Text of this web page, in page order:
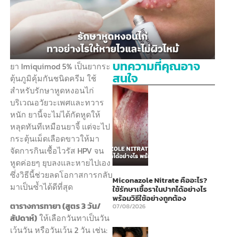
ยา Imiquimod 5% เป็นยากระ
ตุ้นภูมิคุ้มกันชนิดครีม ใช้
สำหรับรักษาหูดหงอนไก่
บริเวณอวัยวะเพศและทวาร
หนัก ยานี้จะไม่ได้กัดหูดให้
หลุดทันทีเหมือนยาจี้ แต่จะไป
กระตุ้นเม็ดเลือดขาวให้มา
จัดการกินเชื้อไวรัส HPV จน
หูดค่อยๆ ยุบลงและหายไปเอง
ซึ่งวิธีนี้ช่วยลดโอกาสการกลับ
มาเป็นซ้ำได้ดีที่สุด
ตารางการทายา (สูตร 3 วัน/
สัปดาห์)ให้เลือกวันทาเป็นวัน
เว้นวัน หรือวันเว้น 2 วัน เช่น:
บทความที่คุณอาจ
สนใจ
Miconazole Nitrate คืออะไร?
ใช้รักษาเชื้อราในปากได้อย่างไร
พร้อมวิธีใช้อย่างถูกต้อง
07/08/2026